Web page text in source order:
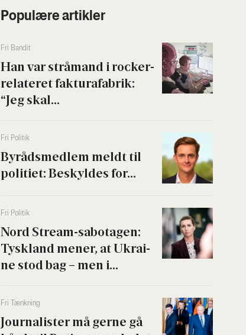
Populære artikler
Fri Ban­dit
Han var strå­mand i rock­er­
re­la­te­ret fak­tura­fa­brik:
“Jeg skal...
Fri Poli­tik
Byrå­ds­med­lem meldt til
poli­ti­et: Beskyl­des for...
Fri Poli­tik
Nord Stream-sabo­ta­gen:
Tys­kland mener, at Ukrai­
ne stod bag – men i...
Fri Tænk­ning
Jour­na­li­ster må ger­ne gå